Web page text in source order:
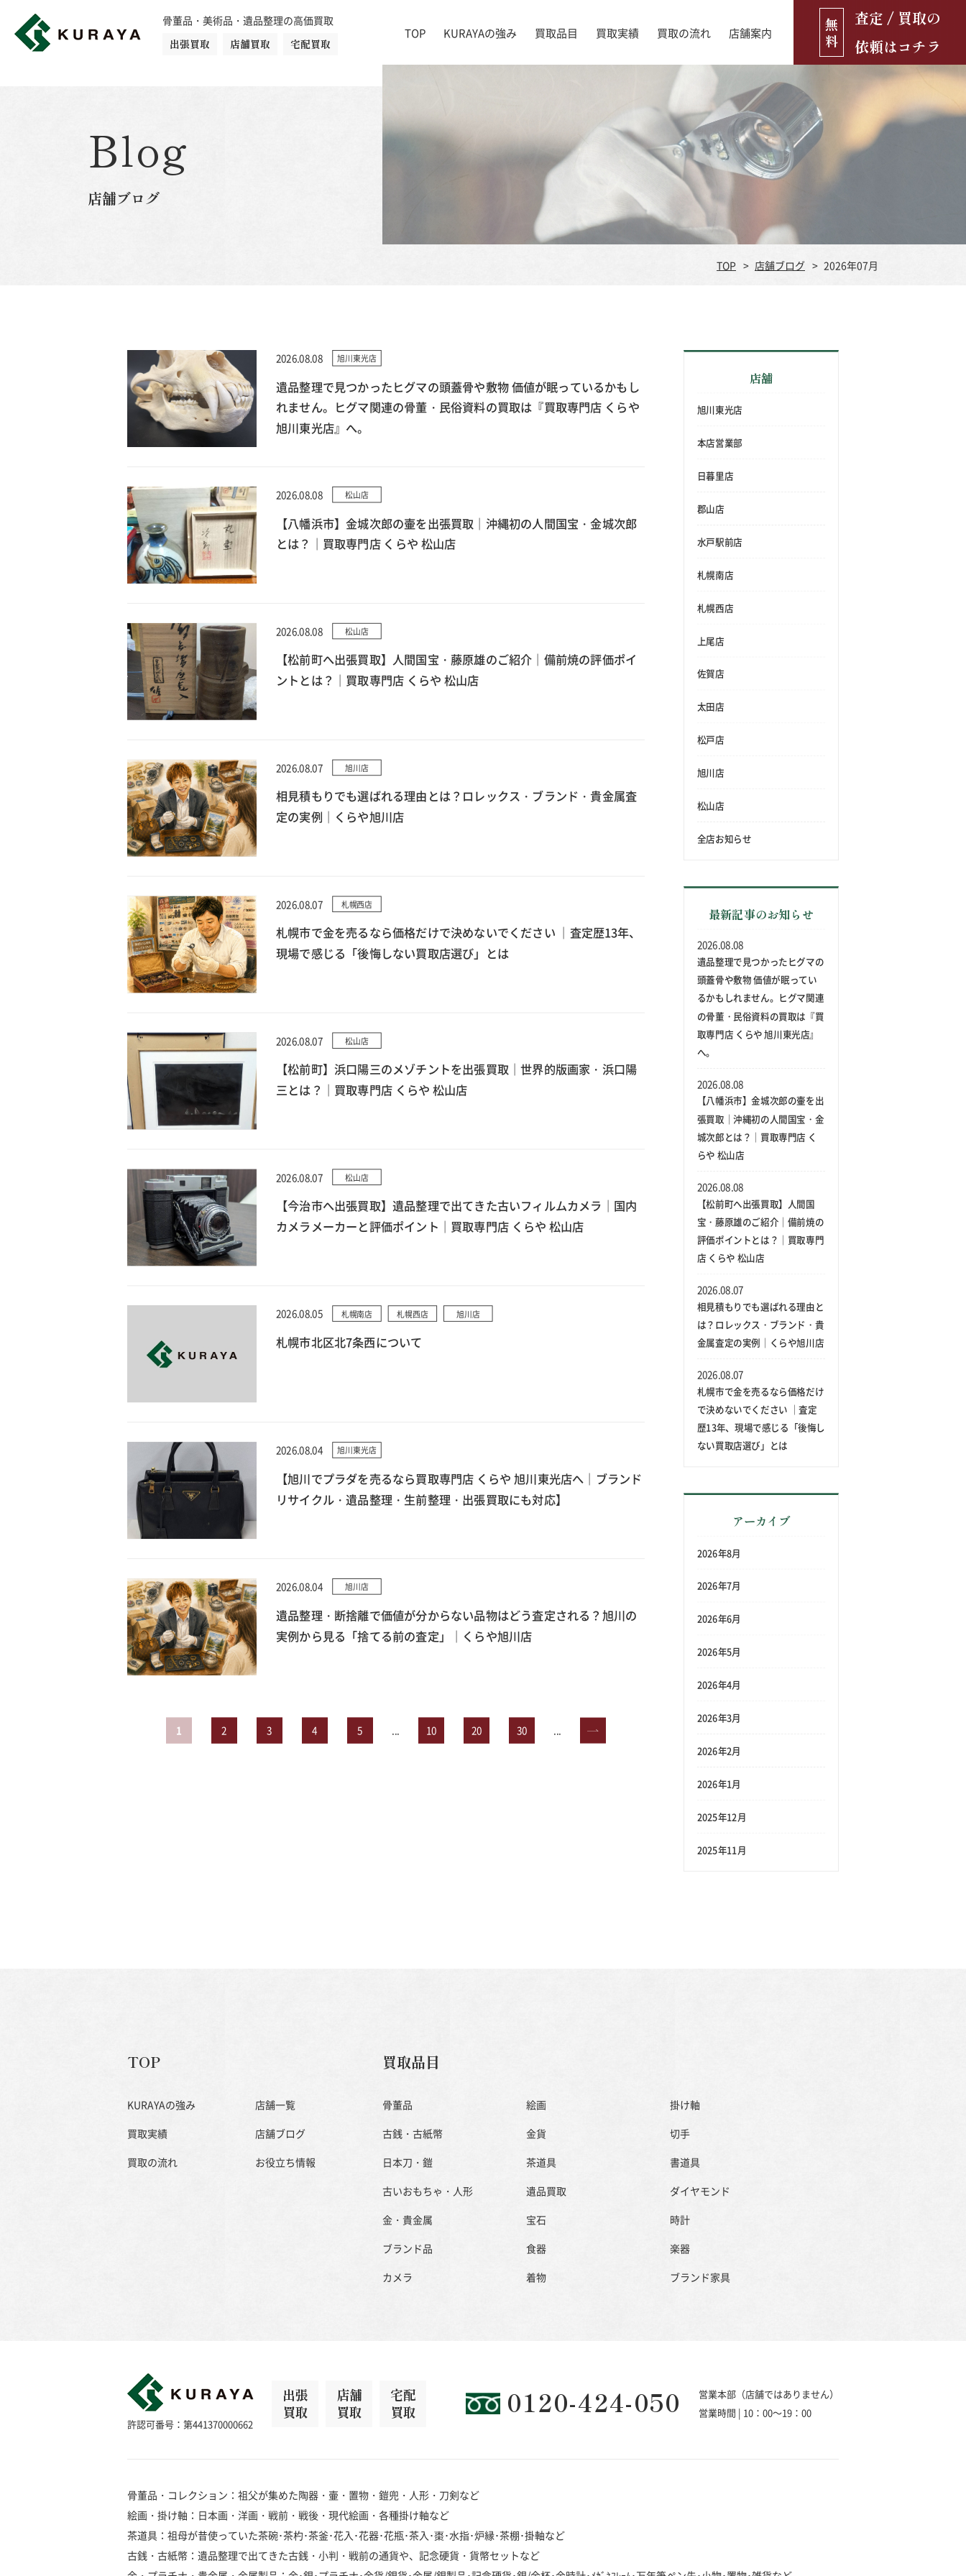
骨董品・美術品・遺品整理の高価買取
出張買取
店舗買取 宅配買取
TOP KURAYAの強み 買取品目
古銭・古紙幣
古いおもちゃ・人形 遺品買取
ダイヤモンド 時計 ブランド品 食器
楽器 ブランド家具
買取実績 買取の流れ 店舗案内
店舗ブログ お役立ち情報
無
料
査定 / 買取の
依頼はコチラ
Blog
店舗ブログ
TOP 店舗ブログ 2026年07月
2026.08.08 旭川東光店
遺品整理で見つかったヒグマの頭蓋骨や敷物 価値が眠っているかもし
れません。ヒグマ関連の骨董・民俗資料の買取は『買取専門店 くらや
旭川東光店』へ。
2026.08.08 松山店
【八幡浜市】金城次郎の壷を出張買取｜沖縄初の人間国宝・金城次郎
とは？｜買取専門店 くらや 松山店
2026.08.08 松山店
【松前町へ出張買取】人間国宝・藤原雄のご紹介｜備前焼の評価ポイ
ントとは？｜買取専門店 くらや 松山店
2026.08.07 旭川店
相見積もりでも選ばれる理由とは？ロレックス・ブランド・貴金属査
定の実例｜くらや旭川店
2026.08.07 札幌西店
札幌市で金を売るなら価格だけで決めないでください ｜査定歴13年、
現場で感じる「後悔しない買取店選び」とは
2026.08.07 松山店
【松前町】浜口陽三のメゾチントを出張買取｜世界的版画家・浜口陽
三とは？｜買取専門店 くらや 松山店
2026.08.07 松山店
【今治市へ出張買取】遺品整理で出てきた古いフィルムカメラ｜国内
カメラメーカーと評価ポイント｜買取専門店 くらや 松山店
2026.08.05 札幌南店 札幌西店 旭川店
札幌市北区北7条西について
2026.08.04 旭川東光店
【旭川でプラダを売るなら買取専門店 くらや 旭川東光店へ｜ブランド
リサイクル・遺品整理・生前整理・出張買取にも対応】
2026.08.04 旭川店
遺品整理・断捨離で価値が分からない品物はどう査定される？旭川の
実例から見る「捨てる前の査定」｜くらや旭川店
1 2 3 4 5 10 20 30 »
店舗
旭川東光店
本店営業部
日暮里店
郡山店
水戸駅前店
札幌南店
札幌西店
上尾店
佐賀店
太田店
松戸店
旭川店
松山店
全店お知らせ
最新記事のお知らせ
遺品整理で見つかったヒグマの
頭蓋骨や敷物 価値が眠ってい
るかもしれません。ヒグマ関連
の骨董・民俗資料の買取は『買
取専門店 くらや 旭川東光店』
へ。
2026.08.08
【八幡浜市】金城次郎の壷を出
張買取｜沖縄初の人間国宝・金
城次郎とは？｜買取専門店 く
らや 松山店
2026.08.08
【松前町へ出張買取】人間国
宝・藤原雄のご紹介｜備前焼の
評価ポイントとは？｜買取専門
店 くらや 松山店
2026.08.08
相見積もりでも選ばれる理由と
は？ロレックス・ブランド・貴
金属査定の実例｜くらや旭川店
2026.08.07
札幌市で金を売るなら価格だけ
で決めないでください ｜査定
歴13年、現場で感じる「後悔し
ない買取店選び」とは
2026.08.07
アーカイブ
2026年8月
2026年7月
2026年6月
2026年5月
2026年4月
2026年3月
2026年2月
2026年1月
2025年12月
2025年11月
TOP
KURAYAの強み
買取実績
買取の流れ
店舗一覧
店舗ブログ
お役立ち情報
買取品目
骨董品 絵画
掛け軸
古銭・古紙幣
金貨
切手
日本刀・鎧
茶道具
書道具
古いおもちゃ・人形
遺品買取
ダイヤモンド
金・貴金属
宝石
時計
ブランド品
食器
楽器
カメラ
着物 ブランド家具
許認可番号：第441370000662
出張
買取
店舗
買取
宅配
買取
0120-424-050
営業本部（店舗ではありません）
営業時間 | 10：00～19：00
骨董品・コレクション：祖父が集めた陶器・壷・置物・鎧兜・人形・刀剣など
絵画・掛け軸：日本画・洋画・戦前・戦後・現代絵画・各種掛け軸など
茶道具：祖母が昔使っていた茶碗･茶杓･茶釜･花入･花器･花瓶･茶入･棗･水指･炉縁･茶棚･掛軸など
古銭・古紙幣：遺品整理で出てきた古銭・小判・戦前の通貨や、記念硬貨・貨幣セットなど